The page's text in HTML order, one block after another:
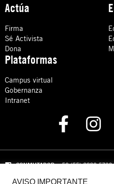
Actúa
Firma
Sé Activista
Dona
Plataformas
Campus virtual
Gobernanza
Intranet
CONMUTADOR: +52 (55) 8880 5730
AVISO IMPORTANTE